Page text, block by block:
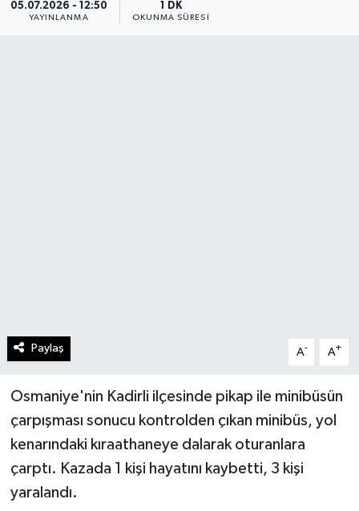
05.07.2026 - 12:50
YAYINLANMA
1 DK
OKUNMA SÜRESI
Paylaş A- A+
Osmaniye'nin Kadirli ilçesinde pikap ile minibüsün
çarpışması sonucu kontrolden çıkan minibüs, yol
kenarındaki kıraathaneye dalarak oturanlara
çarptı. Kazada 1 kişi hayatını kaybetti, 3 kişi
yaralandı.